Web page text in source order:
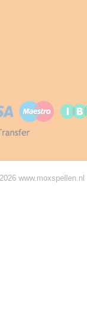
www.moxspellen.nl